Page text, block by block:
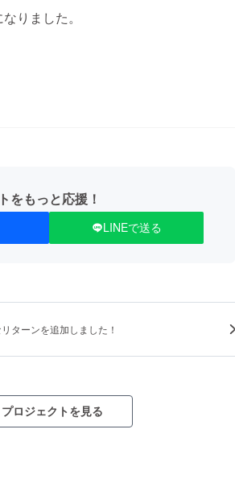
りました。
をもっと応援！
LINEで送る
ターンを追加しました！
プロジェクトを見る